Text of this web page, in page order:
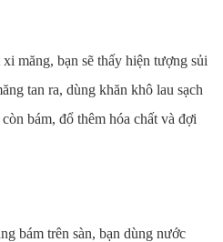
măng, bạn sẽ thấy hiện tượng sủi
tan ra, dùng khăn khô lau sạch
bám, đổ thêm hóa chất và đợi
bám trên sàn, bạn dùng nước